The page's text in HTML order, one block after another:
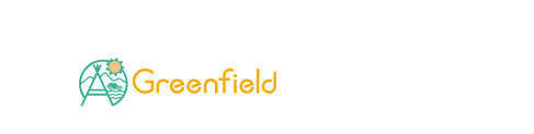
して読むべき地球のリアル ▶︎ あなたの知らないヴィーガンの世界